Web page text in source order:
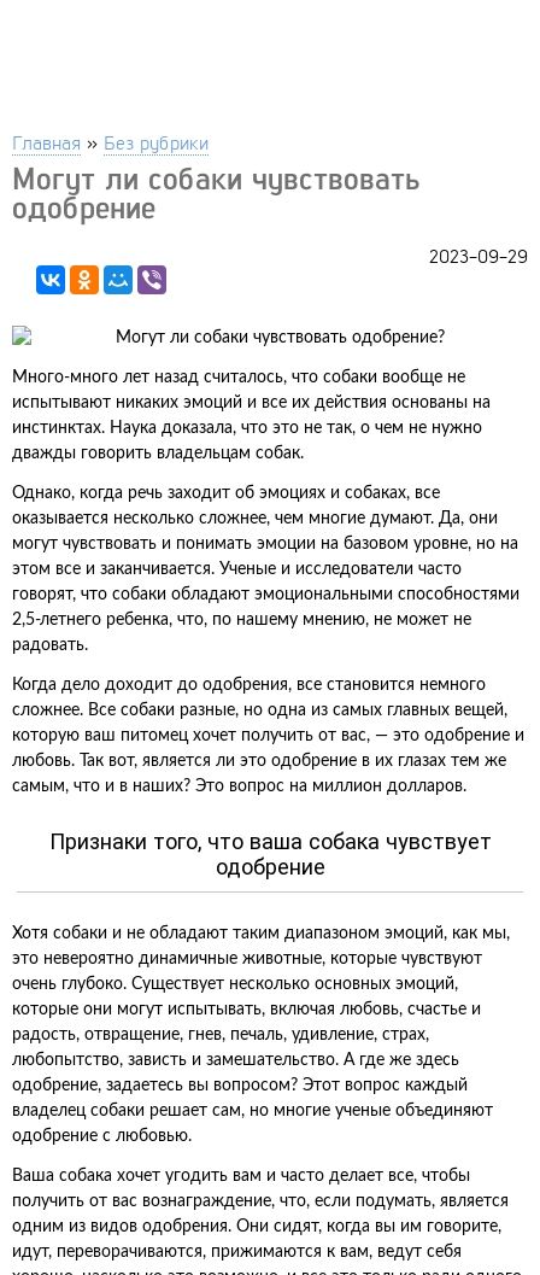
Главная » Без рубрики
Могут ли собаки чувствовать
одобрение
2023-09-29
Много-много лет назад считалось, что собаки вообще не
испытывают никаких эмоций и все их действия основаны на
инстинктах. Наука доказала, что это не так, о чем не нужно
дважды говорить владельцам собак.
Однако, когда речь заходит об эмоциях и собаках, все
оказывается несколько сложнее, чем многие думают. Да, они
могут чувствовать и понимать эмоции на базовом уровне, но на
этом все и заканчивается. Ученые и исследователи часто
говорят, что собаки обладают эмоциональными способностями
2,5-летнего ребенка, что, по нашему мнению, не может не
радовать.
Когда дело доходит до одобрения, все становится немного
сложнее. Все собаки разные, но одна из самых главных вещей,
которую ваш питомец хочет получить от вас, — это одобрение и
любовь. Так вот, является ли это одобрение в их глазах тем же
самым, что и в наших? Это вопрос на миллион долларов.
Признаки того, что ваша собака чувствует
одобрение
Хотя собаки и не обладают таким диапазоном эмоций, как мы,
это невероятно динамичные животные, которые чувствуют
очень глубоко. Существует несколько основных эмоций,
которые они могут испытывать, включая любовь, счастье и
радость, отвращение, гнев, печаль, удивление, страх,
любопытство, зависть и замешательство. А где же здесь
одобрение, задаетесь вы вопросом? Этот вопрос каждый
владелец собаки решает сам, но многие ученые объединяют
одобрение с любовью.
Ваша собака хочет угодить вам и часто делает все, чтобы
получить от вас вознаграждение, что, если подумать, является
одним из видов одобрения. Они сидят, когда вы им говорите,
идут, переворачиваются, прижимаются к вам, ведут себя